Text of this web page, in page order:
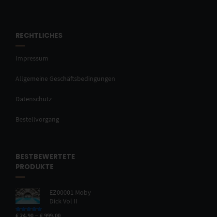
RECHTLICHES
Impressum
Allgemeine Geschäftsbedingungen
Datenschutz
Bestellvorgang
BESTBEWERTETE
PRODUKTE
EZ00001 Moby
Dick Vol II
Bewertet mit
€ 24,90 –€ 999,00